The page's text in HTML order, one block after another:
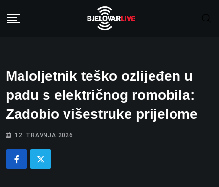
Maloljetnik teško ozlijeđen u
padu s električnog romobila:
Zadobio višestruke prijelome
12. TRAVNJA 2026.